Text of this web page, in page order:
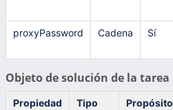
proxyPassword Cadena Sí
Objeto de solución de la tarea
Propiedad Tipo Propósito